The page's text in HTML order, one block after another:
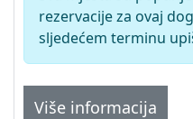
rezervacije za ovaj
sljedećem terminu
Više informacija